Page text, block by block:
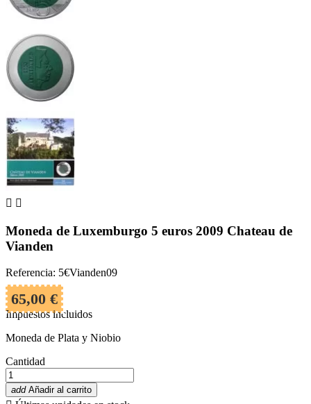
 
Moneda de Luxemburgo 5 euros 2009 Chateau de
Vianden
Referencia: 5€Vianden09
65,00 €
Impuestos incluidos
Moneda de Plata y Niobio
Cantidad
add Añadir al carrito